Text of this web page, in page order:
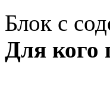
Блок с
Для кого